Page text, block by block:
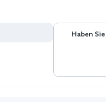
Haben